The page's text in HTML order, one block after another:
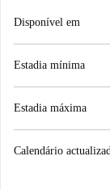
Disponível em
Estadia mínima
Estadia máxima
Calendário